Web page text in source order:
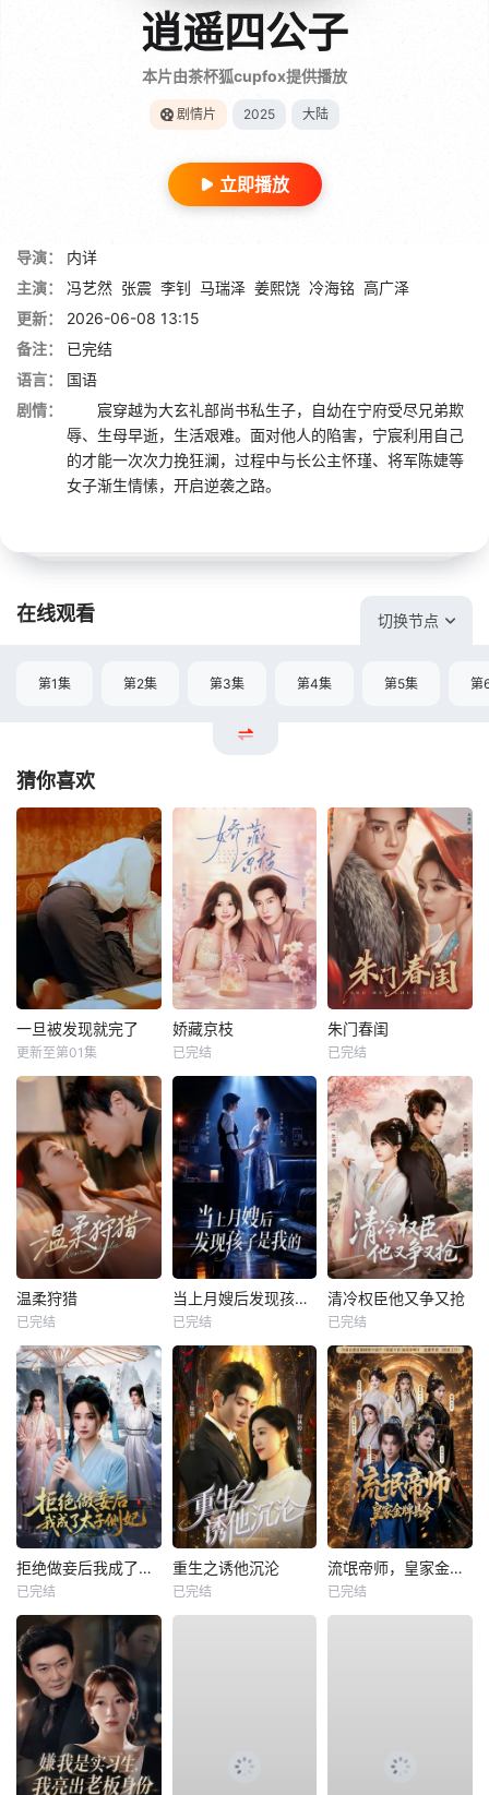
逍遥四公子
本片由茶杯狐cupfox提供播放
剧情片 2025 大陆
立即播放
导演：
内详
主演：
冯艺然 张震 李钊 马瑞泽 姜熙饶 冷海铭 高广泽
更新：
2026-06-08 13:15
备注：
已完结
语言：
国语
剧情：
宸穿越为大玄礼部尚书私生子，自幼在宁府受尽兄弟欺
辱、生母早逝，生活艰难。面对他人的陷害，宁宸利用自己
的才能一次次力挽狂澜，过程中与长公主怀瑾、将军陈婕等
女子渐生情愫，开启逆袭之路。
在线观看 切换节点
第1集 第2集 第3集 第4集 第5集 第
猜你喜欢
一旦被发现就完了
更新至第01集
娇藏京枝
已完结
朱门春闺
已完结
温柔狩猎
已完结
当上月嫂后发现孩子是我的
已完结
清冷权臣他又争又抢
已完结
拒绝做妾后我成了太子侧妃
已完结
重生之诱他沉沦
已完结
流氓帝师，皇家金牌县令
已完结